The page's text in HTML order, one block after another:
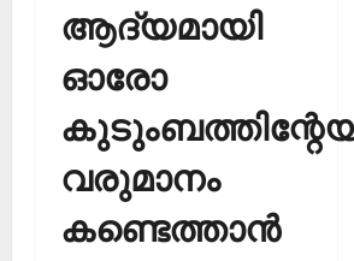
ആദ്യമായി
ഓരോ
വരുമാനം
കണ്ടെത്താന്‍